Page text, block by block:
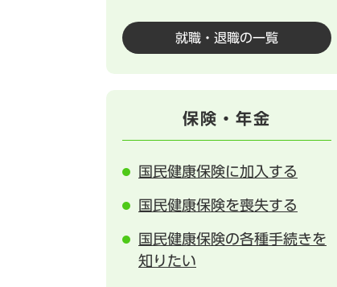
就職・退職の一覧
保険・年金
国民健康保険に加入する
国民健康保険を喪失する
国民健康保険の各種手続きを
知りたい